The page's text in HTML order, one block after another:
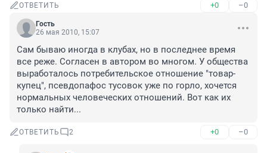
ОТВЕТИТЬ +0 –0
Гость
26 мая 2010, 15:07
Сам бываю иногда в клубах, но в последнее время
все реже. Согласен в автором во многом. У общества
выработалось потребительское отношение "товар-
купец", псевдопафос тусовок уже по горло, хочется
нормальных человеческих отношений. Вот как их
только найти...
ОТВЕТИТЬ 2 +0 –0